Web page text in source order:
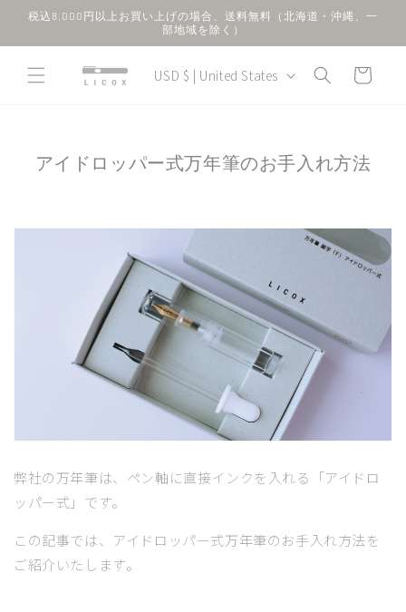
Skip to
税込8,000円以上お買い上げの場合、送料無料（北海道・沖縄、一
部地域を除く）
t
/
r
g
o
n
USD $ | United States Cart
アイドロッパー式万年筆のお手入れ方法
弊社の万年筆は、ペン軸に直接インクを入れる「アイドロ
ッパー式」です。
この記事では、アイドロッパー式万年筆のお手入れ方法を
ご紹介いたします。